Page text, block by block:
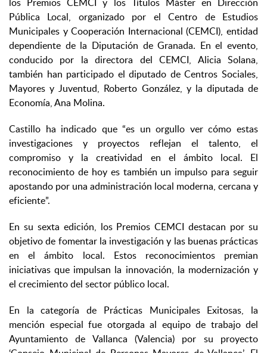
Pública Local, organizado por el Centro de Estudios
Municipales y Cooperación Internacional (CEMCI), entidad
dependiente de la Diputación de Granada. En el evento,
conducido por la directora del CEMCI, Alicia Solana,
también han participado el diputado de Centros Sociales,
Mayores y Juventud, Roberto González, y la diputada de
Economía, Ana Molina.
Castillo ha indicado que “es un orgullo ver cómo estas
investigaciones y proyectos reflejan el talento, el
compromiso y la creatividad en el ámbito local. El
reconocimiento de hoy es también un impulso para seguir
apostando por una administración local moderna, cercana y
eficiente”.
En su sexta edición, los Premios CEMCI destacan por su
objetivo de fomentar la investigación y las buenas prácticas
en el ámbito local. Estos reconocimientos premian
iniciativas que impulsan la innovación, la modernización y
el crecimiento del sector público local.
En la categoría de Prácticas Municipales Exitosas, la
mención especial fue otorgada al equipo de trabajo del
Ayuntamiento de Vallanca (Valencia) por su proyecto